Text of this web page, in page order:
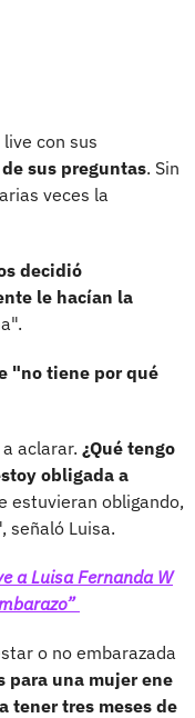
con sus
sus preguntas. Sin
veces la
decidió
le hacían la
"no tiene por qué
aclarar. ¿Qué tengo
obligada a
estuvieran obligando,
señaló Luisa.
a Luisa Fernanda W
o no embarazada
para una mujer ene
tener tres meses de